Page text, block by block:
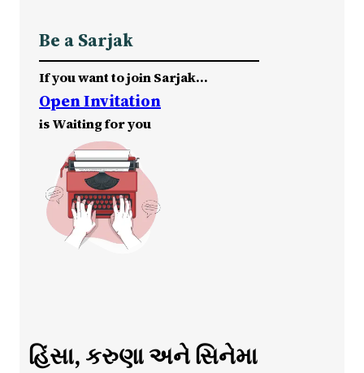
Be a Sarjak
If you want to join Sarjak…
Open Invitation
is Waiting for you
હિંસા, કરુણા અને સિનેમા